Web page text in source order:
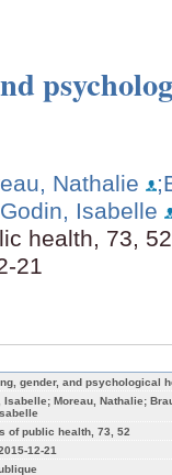
Nathalie
Isabelle
health, 73, 52
21
gender, and psychological
Isabelle; Moreau, Nathalie;
of public health, 73, 52
12-21